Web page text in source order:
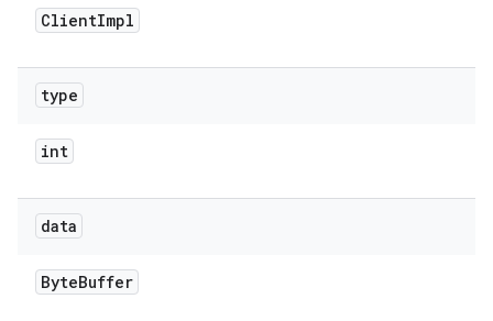
ClientImpl
type
int
data
ByteBuffer